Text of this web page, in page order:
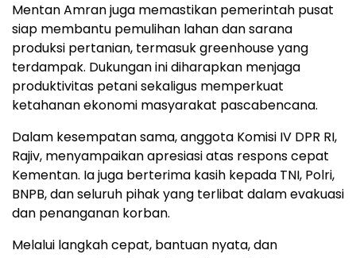
Mentan Amran juga memastikan pemerintah pusat
siap membantu pemulihan lahan dan sarana
produksi pertanian, termasuk greenhouse yang
terdampak. Dukungan ini diharapkan menjaga
produktivitas petani sekaligus memperkuat
ketahanan ekonomi masyarakat pascabencana.
Dalam kesempatan sama, anggota Komisi IV DPR RI,
Rajiv, menyampaikan apresiasi atas respons cepat
Kementan. Ia juga berterima kasih kepada TNI, Polri,
BNPB, dan seluruh pihak yang terlibat dalam evakuasi
dan penanganan korban.
Melalui langkah cepat, bantuan nyata, dan